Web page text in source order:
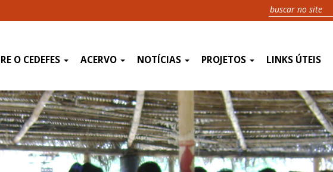
O CEDEFES ACERVO NOTÍCIAS PROJETOS LINKS ÚTEIS